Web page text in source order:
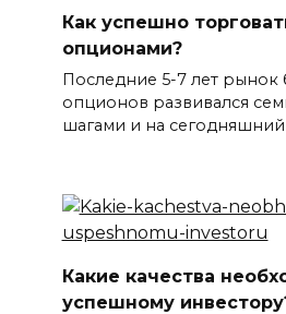
Как успешно
опционами?
Последние 5-7 лет рынок
опционов развивался
шагами и на сегодняшний
Какие качества
успешному